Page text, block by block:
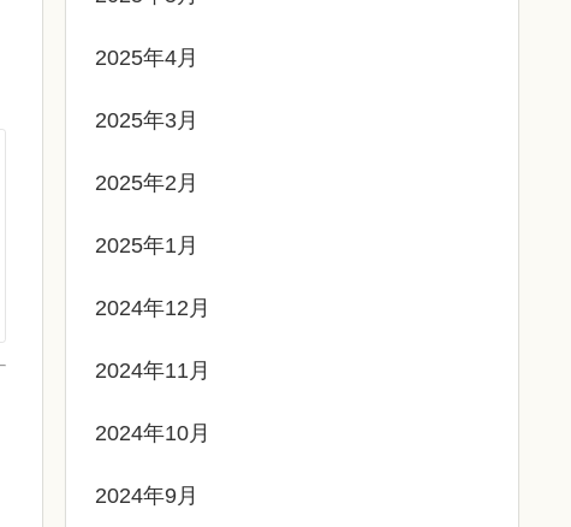
2025年4月
2025年3月
2025年2月
2025年1月
2024年12月
2024年11月
2024年10月
2024年9月